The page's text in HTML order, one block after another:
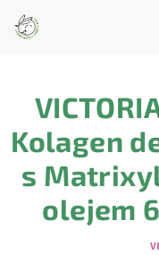
obsah
Kolagen
s
olejem